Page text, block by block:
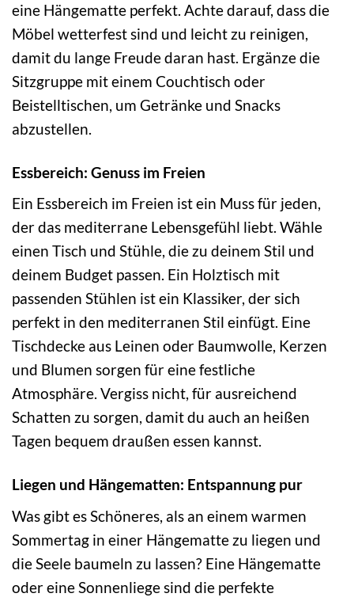
eine Hängematte perfekt. Achte darauf, dass die
Möbel wetterfest sind und leicht zu reinigen,
damit du lange Freude daran hast. Ergänze die
Sitzgruppe mit einem Couchtisch oder
Beistelltischen, um Getränke und Snacks
abzustellen.
Essbereich: Genuss im Freien
Ein Essbereich im Freien ist ein Muss für jeden,
der das mediterrane Lebensgefühl liebt. Wähle
einen Tisch und Stühle, die zu deinem Stil und
deinem Budget passen. Ein Holztisch mit
passenden Stühlen ist ein Klassiker, der sich
perfekt in den mediterranen Stil einfügt. Eine
Tischdecke aus Leinen oder Baumwolle, Kerzen
und Blumen sorgen für eine festliche
Atmosphäre. Vergiss nicht, für ausreichend
Schatten zu sorgen, damit du auch an heißen
Tagen bequem draußen essen kannst.
Liegen und Hängematten: Entspannung pur
Was gibt es Schöneres, als an einem warmen
Sommertag in einer Hängematte zu liegen und
die Seele baumeln zu lassen? Eine Hängematte
oder eine Sonnenliege sind die perfekte